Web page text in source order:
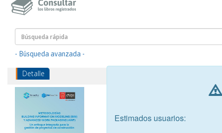
- Búsqueda avanzada -
Detalle
Estimados usuarios: